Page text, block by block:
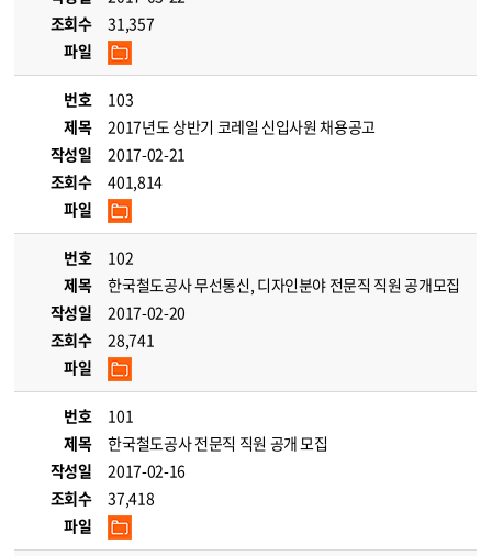
조회수
31,357
파일
번호
103
제목
2017년도 상반기 코레일 신입사원 채용공고
작성일
2017-02-21
조회수
401,814
파일
번호
102
제목
한국철도공사 무선통신, 디자인분야 전문직 직원 공개모집
작성일
2017-02-20
조회수
28,741
파일
번호
101
제목
한국철도공사 전문직 직원 공개 모집
작성일
2017-02-16
조회수
37,418
파일